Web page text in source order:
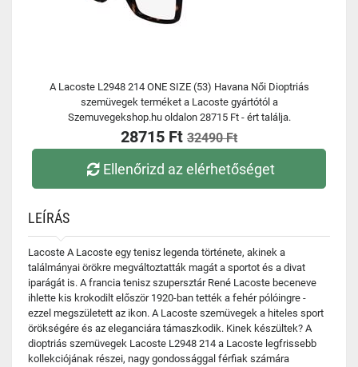
A Lacoste L2948 214 ONE SIZE (53) Havana Női Dioptriás
szemüvegek terméket a Lacoste gyártótól a
Szemuvegekshop.hu oldalon 28715 Ft - ért találja.
28715 Ft 32490 Ft
Ellenőrizd az elérhetőséget
LEÍRÁS
Lacoste A Lacoste egy tenisz legenda története, akinek a
találmányai örökre megváltoztatták magát a sportot és a divat
iparágát is. A francia tenisz szupersztár René Lacoste beceneve
ihlette kis krokodilt először 1920-ban tették a fehér pólóingre -
ezzel megszületett az ikon. A Lacoste szemüvegek a hiteles sport
örökségére és az eleganciára támaszkodik. Kinek készültek? A
dioptriás szemüvegek Lacoste L2948 214 a Lacoste legfrissebb
kollekciójának részei, nagy gondossággal férfiak számára